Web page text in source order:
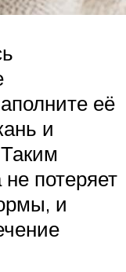
её
и
потеряет
и